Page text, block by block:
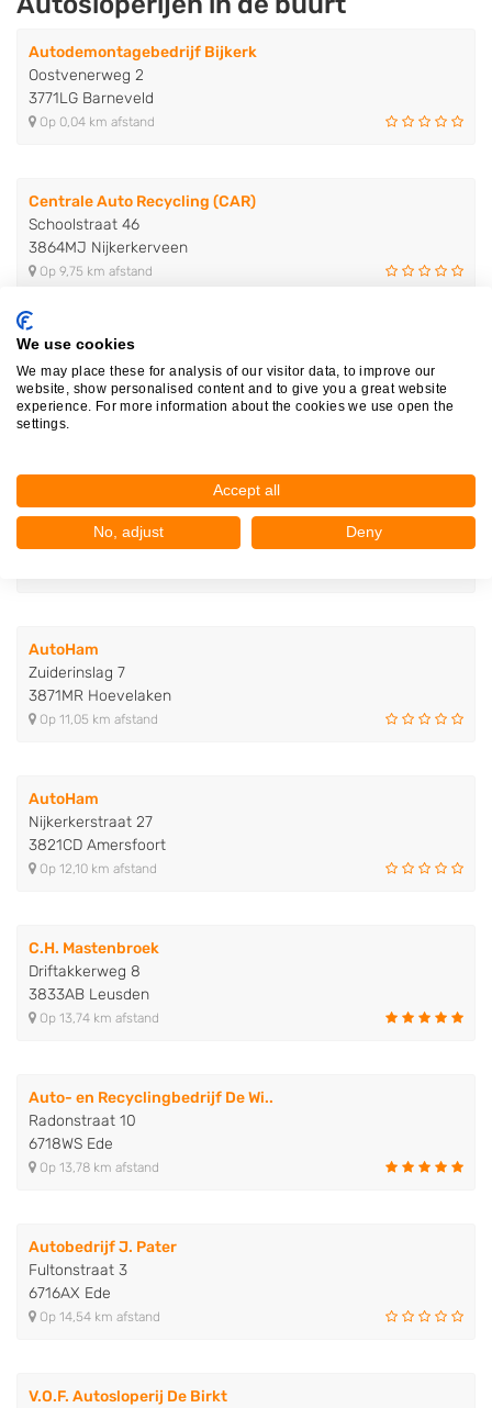
Autodemontagebedrijf Bijkerk
Oostvenerweg 2
3771LG Barneveld
Op 0,04 km afstand
Centrale Auto Recycling (CAR)
Schoolstraat 46
3864MJ Nijkerkerveen
Op 9,75 km afstand
Autosloperij Pieper B.V.
Broekermolenweg 3
3882MG Putten
Op 10,19 km afstand
Van Dijkhuizenstraat 12
3864DV Nijkerkerveen
AutoHam
Zuiderinslag 7
3871MR Hoevelaken
Op 11,05 km afstand
AutoHam
Nijkerkerstraat 27
3821CD Amersfoort
Op 12,10 km afstand
C.H. Mastenbroek
Driftakkerweg 8
3833AB Leusden
Op 13,74 km afstand
Auto- en Recyclingbedrijf De Wi..
Radonstraat 10
6718WS Ede
Op 13,78 km afstand
Autobedrijf J. Pater
Fultonstraat 3
6716AX Ede
Op 14,54 km afstand
V.O.F. Autosloperij De Birkt
We use cookies
We may place these for analysis of our visitor data, to improve our
website, show personalised content and to give you a great website
experience. For more information about the cookies we use open the
settings.
Accept all
No, adjust Deny